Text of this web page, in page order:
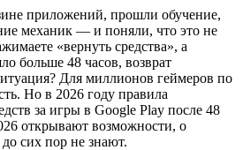
приложений, прошли обучение,
механик — и поняли, что это не
«вернуть средства», а
больше 48 часов, возврат
Для миллионов геймеров по
Но в 2026 году правила
за игры в Google Play после 48
открывают возможности, о
сих пор не знают.